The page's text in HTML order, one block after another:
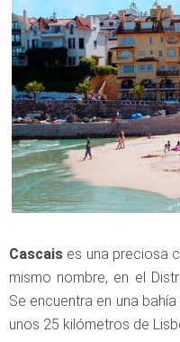
Cascais es una preciosa
mismo nombre, en el
Se encuentra en una
unos 25 kilómetros de